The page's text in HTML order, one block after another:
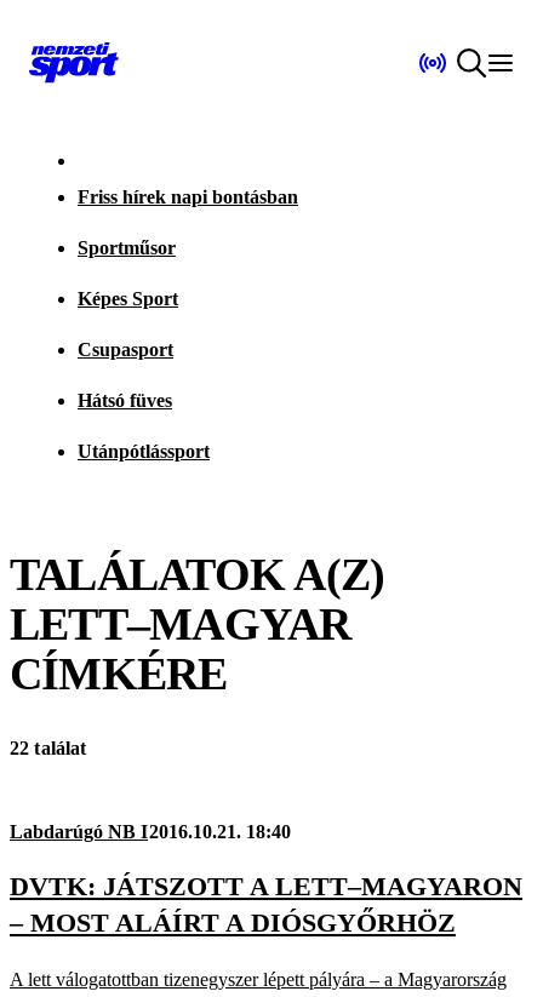
Friss hírek napi bontásban
Sportműsor
Képes Sport
Csupasport
Hátsó füves
Utánpótlássport
TALÁLATOK A(Z)
LETT–MAGYAR
CÍMKÉRE
22 találat
Labdarúgó NB I2016.10.21. 18:40
DVTK: JÁTSZOTT A LETT–MAGYARON
– MOST ALÁÍRT A DIÓSGYŐRHÖZ
A lett válogatottban tizenegyszer lépett pályára – a Magyarország